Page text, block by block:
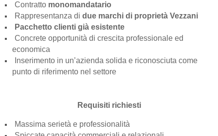
Contratto monomandatario
Rappresentanza di due marchi di proprietà Vezzani
Pacchetto clienti già esistente
Concrete opportunità di crescita professionale ed
economica
Inserimento in un’azienda solida e riconosciuta come
punto di riferimento nel settore
Requisiti richiesti
Massima serietà e professionalità